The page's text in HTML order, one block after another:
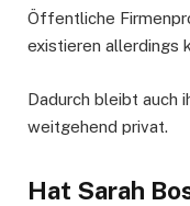
Öffentliche
existieren allerdings
Dadurch bleibt auch
weitgehend privat.
Hat Sarah